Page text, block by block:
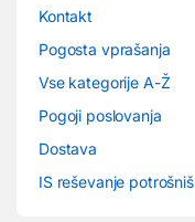
Kontakt
Pogosta vprašanja
Vse kategorije A-Ž
Pogoji poslovanja
Dostava
IS reševanje